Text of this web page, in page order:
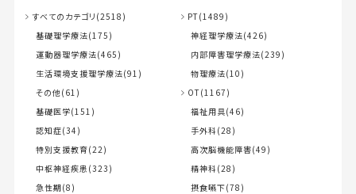
すべてのカテゴリ(2518)
PT(1489)
基礎理学療法(175)
神経理学療法(426)
運動器理学療法(465)
内部障害理学療法(239)
生活環境支援理学療法(91)
物理療法(10)
その他(61)
OT(1167)
基礎医学(151)
福祉用具(46)
認知症(34)
手外科(28)
特別支援教育(22)
高次脳機能障害(49)
中枢神経疾患(323)
精神科(28)
急性期(8)
摂食嚥下(78)